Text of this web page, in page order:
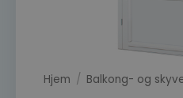
Hjem / Balkong- og